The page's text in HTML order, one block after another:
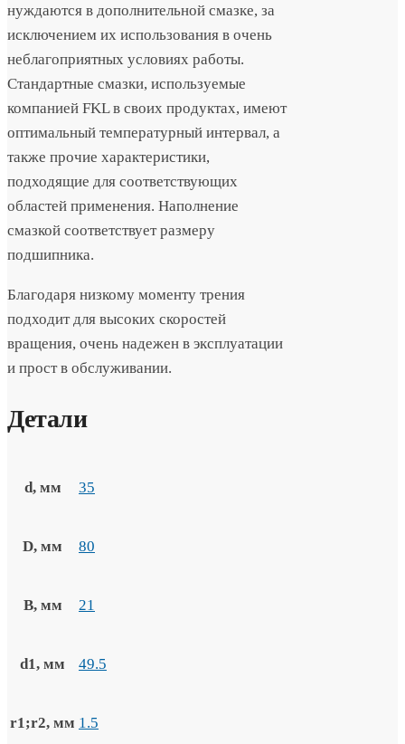
нуждаются в дополнительной смазке, за
исключением их использования в очень
неблагоприятных условиях работы.
Стандартные смазки, используемые
компанией FKL в своих продуктах, имеют
оптимальный температурный интервал, а
также прочие характеристики,
подходящие для соответствующих
областей применения. Наполнение
смазкой соответствует размеру
подшипника.
Благодаря низкому моменту трения
подходит для высоких скоростей
вращения, очень надежен в эксплуатации
и прост в обслуживании.
Детали
d, мм 35
D, мм 80
B, мм 21
d1, мм 49.5
r1;r2, мм 1.5